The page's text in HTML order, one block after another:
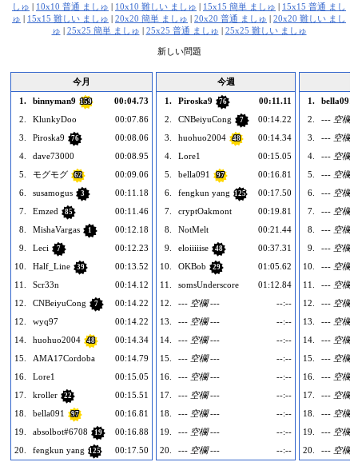
しゅ | 10x10 普通 ましゅ | 10x10 難しい ましゅ | 15x15 簡単 ましゅ | 15x15 普通 まし
ゅ | 15x15 難しい ましゅ | 20x20 簡単 ましゅ | 20x20 普通 ましゅ | 20x20 難しい まし
ゅ | 25x25 簡単 ましゅ | 25x25 普通 ましゅ | 25x25 難しい ましゅ
新しい問題
今月
1.
binnyman9 159
00:04.73
2.
KlunkyDoo
00:07.86
3.
Piroska9 76
00:08.06
4.
dave73000
00:08.95
5.
モグモグ 62
00:09.06
6.
susamogus 3
00:11.18
7.
Emzed 85
00:11.46
8.
MishaVargas 1
00:12.18
9.
Leci 7
00:12.23
10.
Half_Line 39
00:13.52
11.
Scr33n
00:14.12
12.
CNBeiyuCong 7
00:14.22
12.
wyq97
00:14.22
14.
huohuo2004 48
00:14.34
15.
AMA17Cordoba
00:14.79
16.
Lore1
00:15.05
17.
kroller 22
00:15.51
18.
bella091 97
00:16.81
19.
absolbot#6708 19
00:16.88
20.
fengkun yang 125 00:17.50
今週
1.
Piroska9 76
00:11.11
2.
CNBeiyuCong 7
00:14.22
3.
huohuo2004 48
00:14.34
4.
Lore1
00:15.05
5.
bella091 97
00:16.81
6.
fengkun yang 125
00:17.50
7.
cryptOakmont
00:19.81
8.
NotMelt
00:21.44
9.
eloiiiiise 48
00:37.31
10.
OKBob 29
01:05.62
11.
somsUnderscore
01:12.84
12.
--- 空欄 ---
--:--
13.
--- 空欄 ---
--:--
14.
--- 空欄 ---
--:--
15.
--- 空欄 ---
--:--
16.
--- 空欄 ---
--:--
17.
--- 空欄 ---
--:--
18.
--- 空欄 ---
--:--
19.
--- 空欄 ---
--:--
20.
--- 空欄 --- --:--
1.
bella091
2.
--- 空欄
3.
--- 空欄
4.
--- 空欄
5.
--- 空欄
6.
--- 空欄
7.
--- 空欄
8.
--- 空欄
9.
--- 空欄
10.
--- 空欄
11.
--- 空欄
12.
--- 空欄
13.
--- 空欄
14.
--- 空欄
15.
--- 空欄
16.
--- 空欄
17.
--- 空欄
18.
--- 空欄
19.
--- 空欄
20.
--- 空欄